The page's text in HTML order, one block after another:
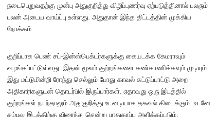
நடைபெறுவதற்கு முன்பு அதுகுறித்து விழிப்புணர்வு ஏற்படுத்தினால் பலரும்
பலன் அடைய வாய்ப்பு உள்ளது. அதுதான் இந்த திட்டத்தின் முக்கிய
நோக்கம்.
குறிப்பாக பெண் சப்-இன்ஸ்பெக்டர்களுக்கு கையடக்க கேமராவும்
வழங்கப்பட்டுள்ளது. இதன் மூலம் குற்றங்களை கண்காணிக்கவும் முடியும்.
இது மட்டுமின்றி ரோந்து செல்லும் போது காவல் கட்டுப்பாட்டு அறை
அதிகாரிகளுடன் தொடர்பில் இருப்பார்கள். ஏதாவது ஒரு இடத்தில்
குற்றங்கள் நடந்தாலும் அதுகுறித்து உடனடியாக தகவல் கிடைக்கும். உடனே
சம்பவ இடத்திற்கு விரைந்து சென்று பாதுகாப்பு அளிக்கப்படும்.